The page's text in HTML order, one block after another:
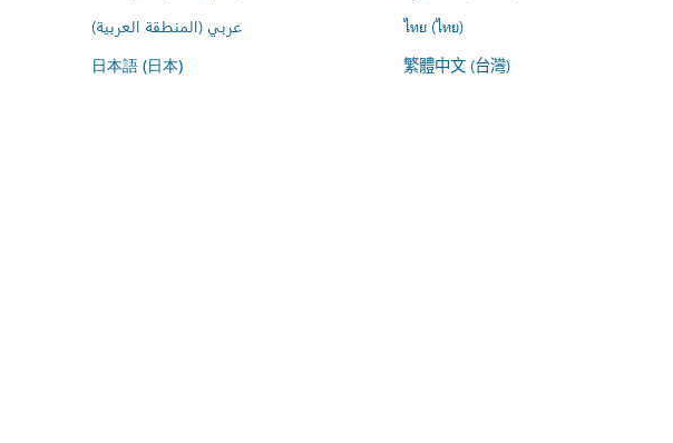
عربي (المنطقة العربية) ไทย (ไทย)
日本語 (日本) 繁體中文 (台灣)